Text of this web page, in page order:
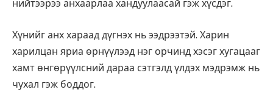
нийтээрээ анхаарлаа хандуулаасай гэж хүсдэг.
Хүнийг анх хараад дүгнэх нь ээдрээтэй. Харин
харилцан яриа өрнүүлээд нэг орчинд хэсэг хугацааг
хамт өнгөрүүлсний дараа сэтгэлд үлдэх мэдрэмж нь
чухал гэж боддог.